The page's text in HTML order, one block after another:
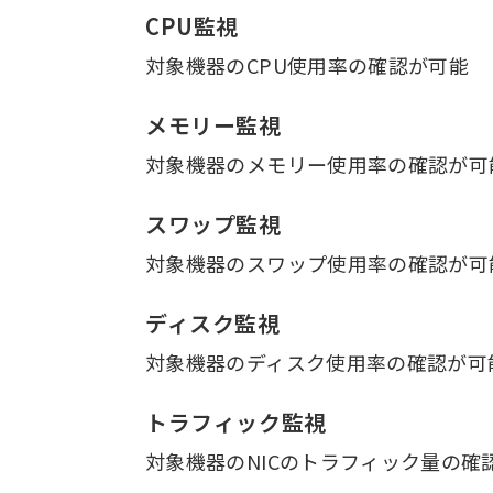
CPU監視
対象機器のCPU使用率の確認が可能
メモリー監視
対象機器のメモリー使用率の確認が
スワップ監視
対象機器のスワップ使用率の確認が
ディスク監視
対象機器のディスク使用率の確認が可
トラフィック監視
対象機器のNICのトラフィック量の確